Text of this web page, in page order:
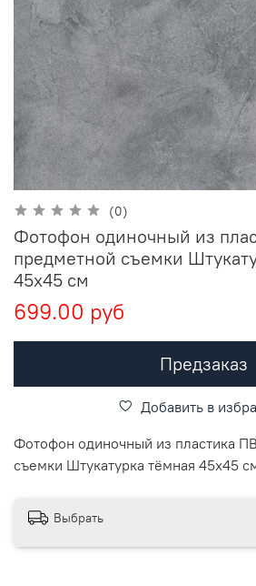
(0)
Фотофон одиночный из
предметной съемки
45x45 см
699.00 руб
Предзаказ
Добавить в
Фотофон одиночный из пластика
съемки Штукатурка тёмная 45x45
Выбрать